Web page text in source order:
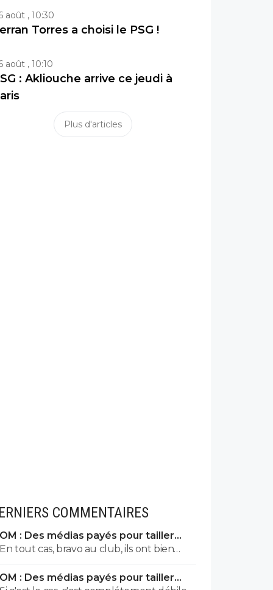
août , 10:30
Torres a choisi le PSG !
août , 10:10
: Akliouche arrive ce jeudi à
Plus d'articles
COMMENTAIRES
OM : Des médias payés pour tailler
l’OL, McCourt accusé
En tout cas, bravo au club, ils ont bien
siphonné Francky pour 0 trophée. Il a
dépensé 2 à 4 fois plus que Louis-Dreyfus
OM : Des médias payés pour tailler